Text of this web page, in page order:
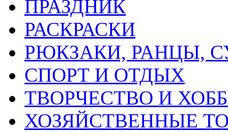
ПРАЗДНИК
РАСКРАСКИ
РЮКЗАКИ, РАНЦЫ,
СПОРТ И ОТДЫХ
ТВОРЧЕСТВО И
ХОЗЯЙСТВЕННЫЕ